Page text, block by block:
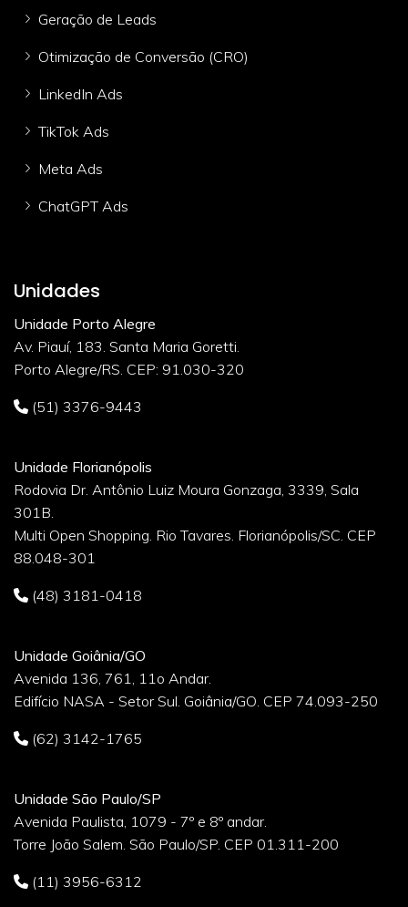
Geração de Leads
Otimização de Conversão (CRO)
LinkedIn Ads
TikTok Ads
Meta Ads
ChatGPT Ads
Unidades
Unidade Porto Alegre
Av. Piauí, 183. Santa Maria Goretti.
Porto Alegre/RS. CEP: 91.030-320
(51) 3376-9443
Unidade Florianópolis
Rodovia Dr. Antônio Luiz Moura Gonzaga, 3339, Sala
301B.
Multi Open Shopping. Rio Tavares. Florianópolis/SC. CEP
88.048-301
(48) 3181-0418
Unidade Goiânia/GO
Avenida 136, 761, 11o Andar.
Edifício NASA - Setor Sul. Goiânia/GO. CEP 74.093-250
(62) 3142-1765
Unidade São Paulo/SP
Avenida Paulista, 1079 - 7º e 8º andar.
Torre João Salem. São Paulo/SP. CEP 01.311-200
(11) 3956-6312